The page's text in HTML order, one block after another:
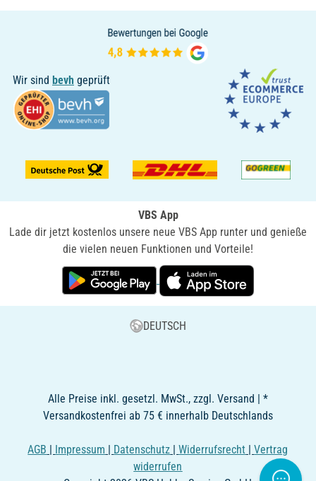
Wir sind bevh geprüft
VBS App
Lade dir jetzt kostenlos unsere neue VBS App runter und genieße
die vielen neuen Funktionen und Vorteile!
DEUTSCH
Alle Preise inkl. gesetzl. MwSt., zzgl. Versand | *
Versandkostenfrei ab 75 € innerhalb Deutschlands
AGB | Impressum | Datenschutz |Widerrufsrecht |Vertrag
widerrufen